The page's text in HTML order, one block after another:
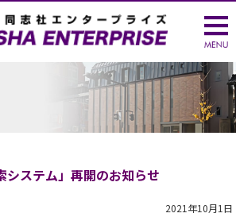
システム」再開のお知らせ
2021年10月1日